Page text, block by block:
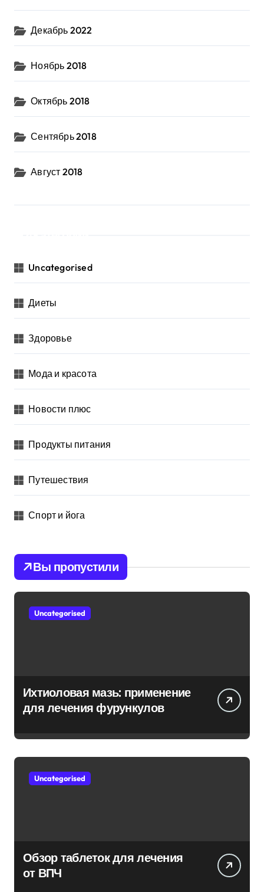
Декабрь 2022
Ноябрь 2018
Октябрь 2018
Сентябрь 2018
Август 2018
Uncategorised
Диеты
Здоровье
Мода и красота
Новости плюс
Продукты питания
Путешествия
Спорт и йога
Вы пропустили
Uncategorised
Ихтиоловая мазь: применение
для лечения фурункулов
Uncategorised
Обзор таблеток для лечения
от ВПЧ